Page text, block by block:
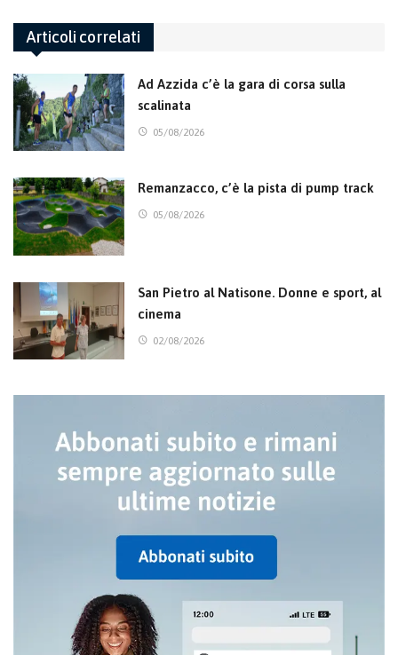
Articoli correlati
Ad Azzida c’è la gara di corsa sulla
scalinata
05/08/2026
Remanzacco, c’è la pista di pump track
05/08/2026
San Pietro al Natisone. Donne e sport, al
cinema
02/08/2026